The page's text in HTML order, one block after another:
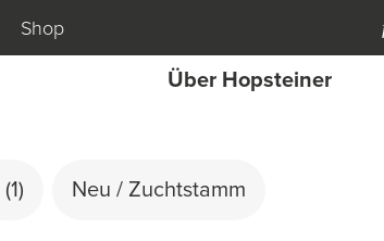
Shop
Über Hopsteiner
(1) Neu / Zuchtstamm